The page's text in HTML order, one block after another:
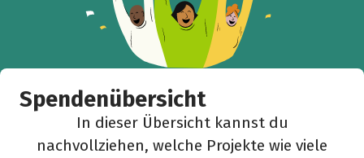
Spendenübersicht
In dieser Übersicht kannst du
nachvollziehen, welche Projekte wie viele